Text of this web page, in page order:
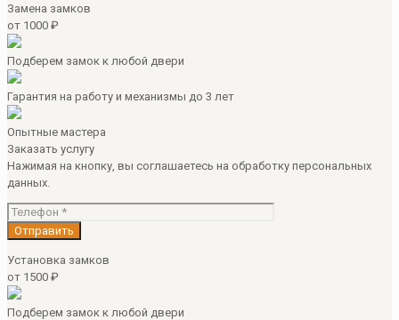
Замена замков
от 1000 ₽
Подберем замок к любой двери
Гарантия на работу и механизмы до 3 лет
Опытные мастера
Заказать услугу
Нажимая на кнопку, вы соглашаетесь на обработку персональных
данных.
Установка замков
от 1500 ₽
Подберем замок к любой двери